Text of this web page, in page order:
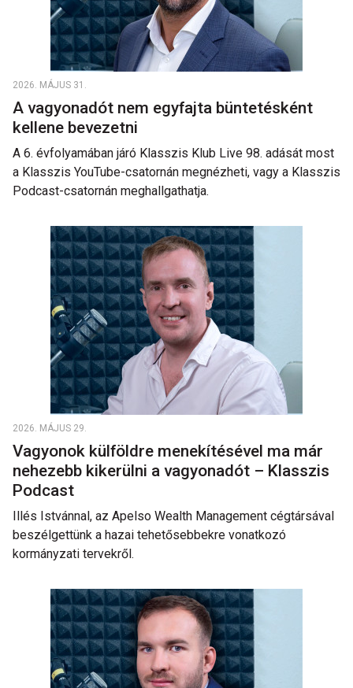
2026. MÁJUS 31.
A vagyonadót nem egyfajta büntetésként
kellene bevezetni
A 6. évfolyamában járó Klasszis Klub Live 98. adását most
a Klasszis YouTube-csatornán megnézheti, vagy a Klasszis
Podcast-csatornán meghallgathatja.
2026. MÁJUS 29.
Vagyonok külföldre menekítésével ma már
nehezebb kikerülni a vagyonadót – Klasszis
Podcast
Illés Istvánnal, az Apelso Wealth Management cégtársával
beszélgettünk a hazai tehetősebbekre vonatkozó
kormányzati tervekről.